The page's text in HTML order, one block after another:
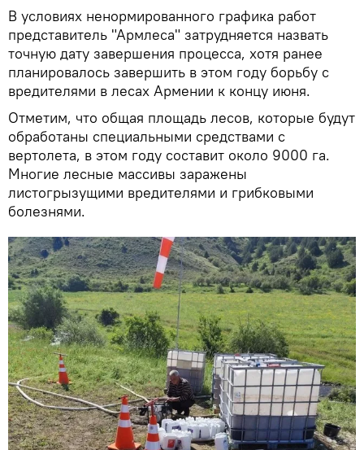
В условиях ненормированного графика работ
представитель "Армлеса" затрудняется назвать
точную дату завершения процесса, хотя ранее
планировалось завершить в этом году борьбу с
вредителями в лесах Армении к концу июня.
Отметим, что общая площадь лесов, которые будут
обработаны специальными средствами с
вертолета, в этом году составит около 9000 га.
Многие лесные массивы заражены
листогрызущими вредителями и грибковыми
болезнями.